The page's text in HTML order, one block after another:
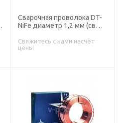
Сварочная проволока DT-
NiFe диаметр 1,2 мм (св
DRATEC
Свяжитесь с нами насчёт
цены